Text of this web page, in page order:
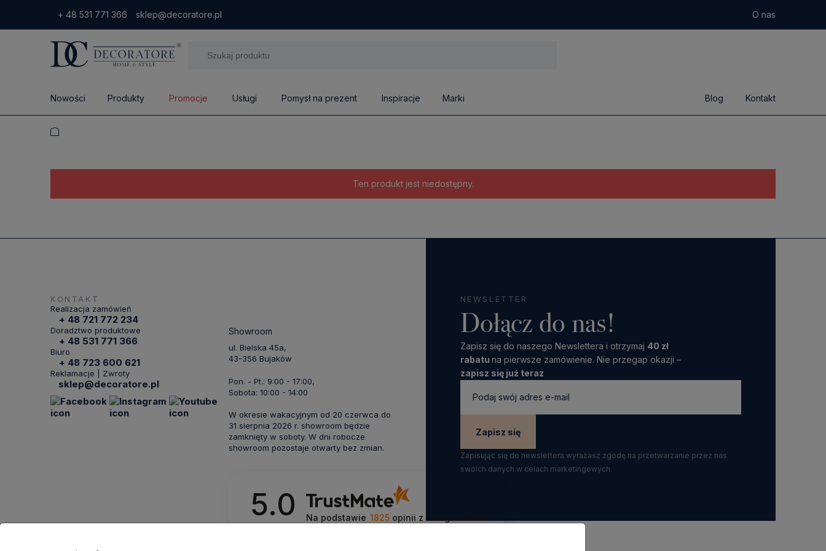
+ 48 531 771 366 sklep@decoratore.pl O nas
Nowości Produkty Promocje Usługi Pomysł na prezent Inspiracje Marki Blog Kontakt
Ten produkt jest niedostępny.
NEWSLETTER
Dołącz do nas!
Zapisz się do naszego Newslettera i otrzymaj 40 zł
rabatu na pierwsze zamówienie. Nie przegap okazji –
zapisz się już teraz
Zapisz się
Zapisując się do newslettera wyrażasz zgodę na przetwarzanie przez nas
swoich danych w celach marketingowych.
KONTAKT
Realizacja zamówień
+ 48 721 772 234
Doradztwo produktowe
+ 48 531 771 366
Biuro
+ 48 723 600 621
Reklamacje | Zwroty
sklep@decoratore.pl
Showroom
ul. Bielska 45a,
43-356 Bujaków
Pon. - Pt.: 9:00 - 17:00,
Sobota: 10:00 - 14:00
W okresie wakacyjnym od 20 czerwca do
31 sierpnia 2026 r. showroom będzie
zamknięty w soboty. W dni robocze
showroom pozostaje otwarty bez zmian.
5.0 Na podstawie 1825opinii z całego okresu